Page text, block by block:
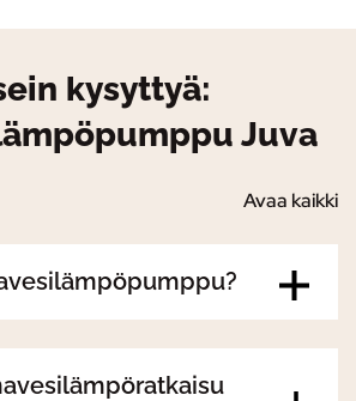
kysyttyä:
Juva
Avaa kaikki